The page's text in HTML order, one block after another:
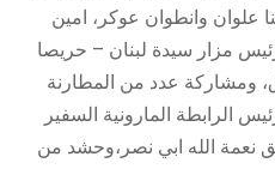
علوان وانطوان عوكر، امين
مزار سيدة لبنان – حريصا
ومشاركة عدد من المطارنة
الرابطة المارونية السفير
نعمة الله ابي نصر،وحشد من